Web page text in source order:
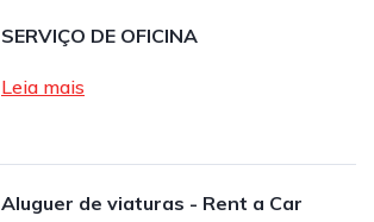
SERVIÇO DE OFICINA
Leia mais
Aluguer de viaturas - Rent a Car